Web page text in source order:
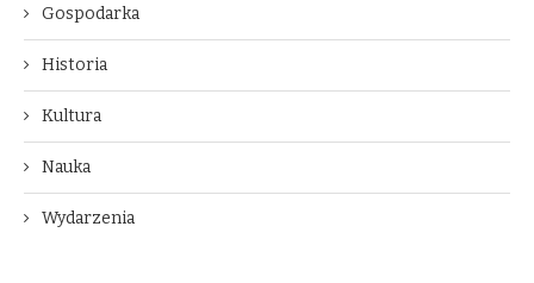
Gospodarka
Historia
Kultura
Nauka
Wydarzenia